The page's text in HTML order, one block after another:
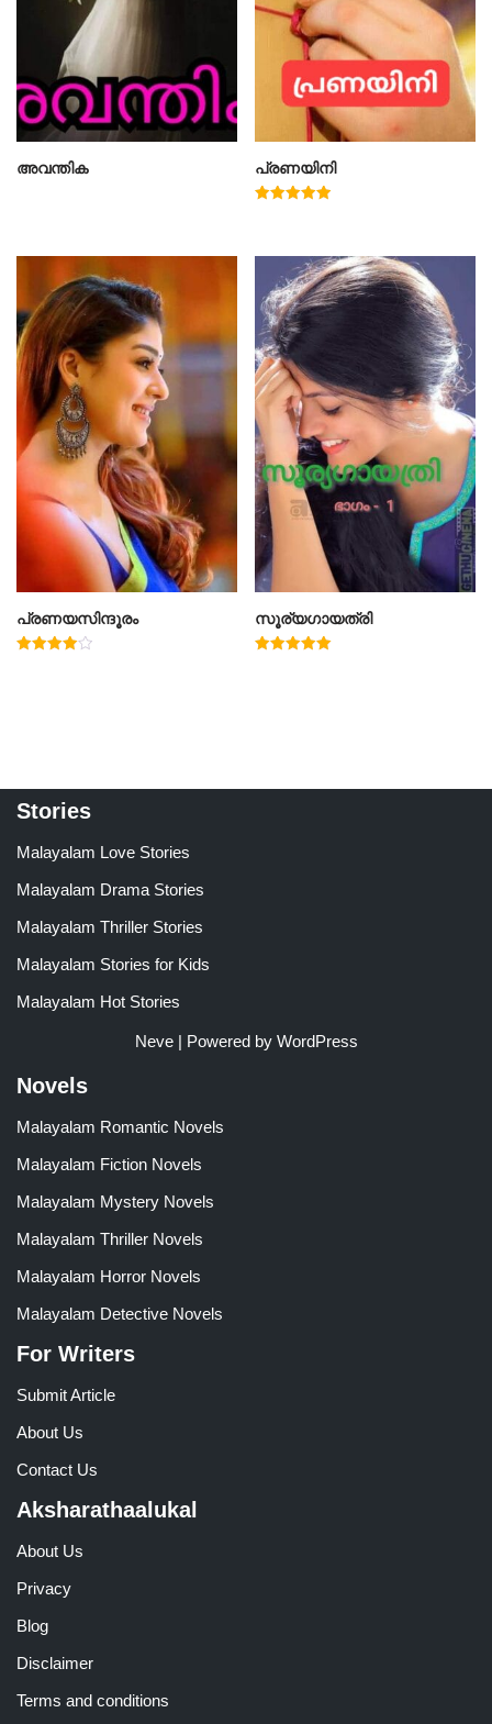
അവന്തിക പ്രണയിനി
പ്രണയസിന്ദൂരം സൂര്യഗായത്രി
Stories
Malayalam Love Stories
Malayalam Drama Stories
Malayalam Thriller Stories
Malayalam Stories for Kids
Malayalam Hot Stories
Neve| Powered by WordPress
Novels
Malayalam Romantic Novels
Malayalam Fiction Novels
Malayalam Mystery Novels
Malayalam Thriller Novels
Malayalam Horror Novels
Malayalam Detective Novels
For Writers
Submit Article
About Us
Contact Us
Aksharathaalukal
About Us
Privacy
Blog
Disclaimer
Terms and conditions